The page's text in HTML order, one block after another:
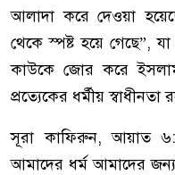
আলাদা করে দেওয়া
থেকে স্পষ্ট হয়ে গেছে”,
কাউকে জোর করে
প্রত্যেকের ধর্মীয় স্বাধীনতা
সূরা কাফিরুন, আয়াত ৬:
আমাদের ধর্ম আমাদের